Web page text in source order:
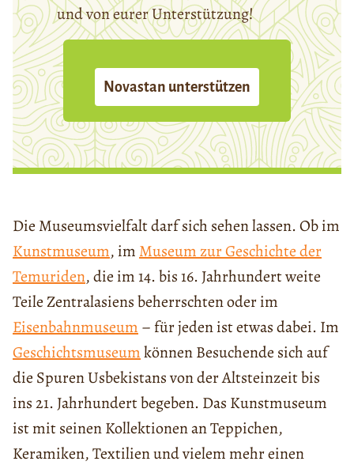
und von eurer Unterstützung!
Novastan unterstützen
Die Museumsvielfalt darf sich sehen lassen. Ob im
Kunstmuseum, im Museum zur Geschichte der
Temuriden, die im 14. bis 16. Jahrhundert weite
Teile Zentralasiens beherrschten oder im
Eisenbahnmuseum – für jeden ist etwas dabei. Im
Geschichtsmuseumkönnen Besuchende sich auf
die Spuren Usbekistans von der Altsteinzeit bis
ins 21. Jahrhundert begeben. Das Kunstmuseum
ist mit seinen Kollektionen an Teppichen,
Keramiken, Textilien und vielem mehr einen